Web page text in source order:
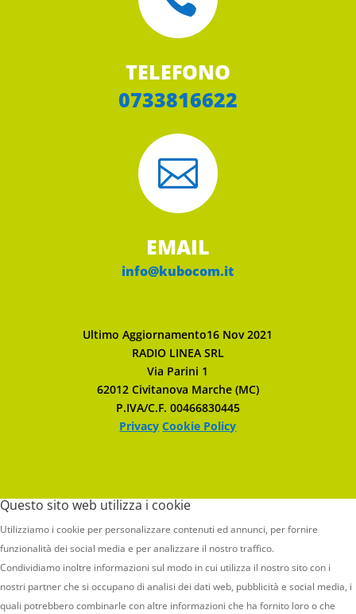
TELEFONO
0733816622

EMAIL
info@kubocom.it
Ultimo Aggiornamento16 Nov 2021
RADIO LINEA SRL
Via Parini 1
62012 Civitanova Marche (MC)
P.IVA/C.F. 00466830445
Privacy Cookie Policy
Questo sito web utilizza i cookie
Utilizziamo i cookie per personalizzare contenuti ed annunci, per fornire
funzionalità dei social media e per analizzare il nostro traffico.
Condividiamo inoltre informazioni sul modo in cui utilizza il nostro sito con i
nostri partner che si occupano di analisi dei dati web, pubblicità e social media, i
quali potrebbero combinarle con altre informazioni che ha fornito loro o che